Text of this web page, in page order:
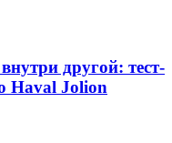
другой: тест-
Haval Jolion